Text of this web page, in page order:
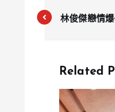
林俊傑戀情
Related